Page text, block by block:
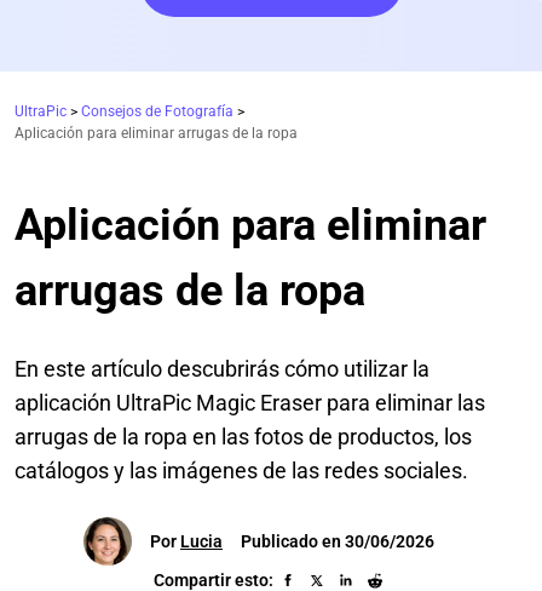
UltraPic > Consejos de Fotografía >
Aplicación para eliminar arrugas de la ropa
Aplicación para eliminar
arrugas de la ropa
En este artículo descubrirás cómo utilizar la
aplicación UltraPic Magic Eraser para eliminar las
arrugas de la ropa en las fotos de productos, los
catálogos y las imágenes de las redes sociales.
Por Lucia
Publicado en 30/06/2026
Compartir esto: